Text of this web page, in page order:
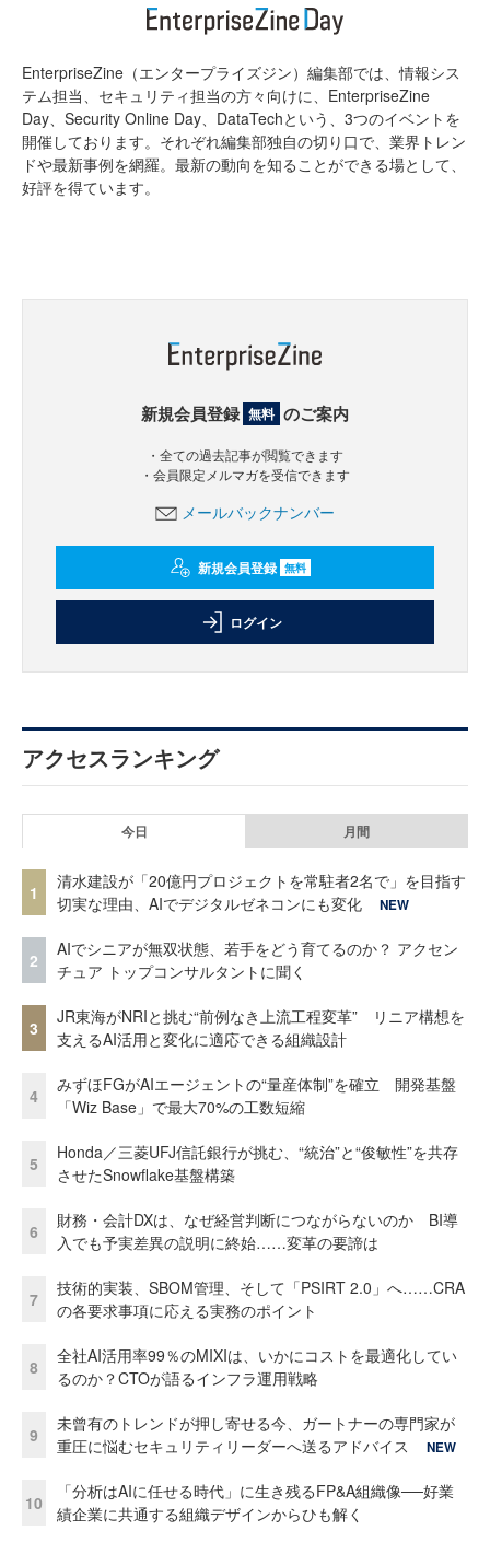
EnterpriseZine（エンタープライズジン）編集部では、情報シス
テム担当、セキュリティ担当の方々向けに、EnterpriseZine
Day、Security Online Day、DataTechという、3つのイベントを
開催しております。それぞれ編集部独自の切り口で、業界トレン
ドや最新事例を網羅。最新の動向を知ることができる場として、
好評を得ています。
新規会員登録 無料 のご案内
・全ての過去記事が閲覧できます
・会員限定メルマガを受信できます
メールバックナンバー
新規会員登録 無料
ログイン
アクセスランキング
今日 月間
1
清水建設が「20億円プロジェクトを常駐者2名で」を目指す
切実な理由、AIでデジタルゼネコンにも変化
NEW
2
AIでシニアが無双状態、若手をどう育てるのか？ アクセン
チュア トップコンサルタントに聞く
3
JR東海がNRIと挑む“前例なき上流工程変革” リニア構想を
支えるAI活用と変化に適応できる組織設計
4
みずほFGがAIエージェントの“量産体制”を確立 開発基盤
「Wiz Base」で最大70%の工数短縮
5
Honda／三菱UFJ信託銀行が挑む、“統治”と“俊敏性”を共存
させたSnowflake基盤構築
6
財務・会計DXは、なぜ経営判断につながらないのか BI導
入でも予実差異の説明に終始……変革の要諦は
7
技術的実装、SBOM管理、そして「PSIRT 2.0」へ……CRA
の各要求事項に応える実務のポイント
8
全社AI活用率99％のMIXIは、いかにコストを最適化してい
るのか？CTOが語るインフラ運用戦略
9
未曾有のトレンドが押し寄せる今、ガートナーの専門家が
重圧に悩むセキュリティリーダーへ送るアドバイス
NEW
10
「分析はAIに任せる時代」に生き残るFP&A組織像──好業
績企業に共通する組織デザインからひも解く